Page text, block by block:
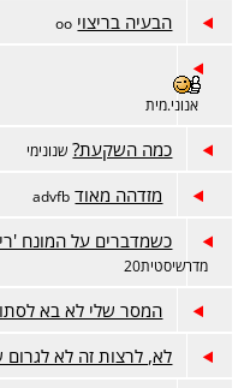
הבעיה בריצוי oo
אנוני.מית
כמה השקעת? שנונימי
מזדהה מאוד advfb
כשמדברים על המונח
מדרשיסטית20
המסר שלי לא בא
לא, לרצות זה לא לגרום